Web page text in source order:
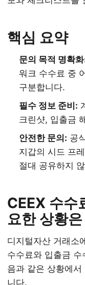
핵심 요약
문의 목적 명확
워크 수수료 중
구분합니다.
필수 정보 준비:
크린샷, 입출금
안전한 문의: 공
지갑의 시드 프
절대 공유하지
CEEX 수수
요한 상황
디지털자산 거래소
수수료와 입출금
음과 같은 상황에
니다.